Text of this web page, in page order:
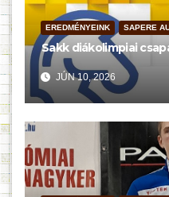
EREDMÉNYEINK SAPERE
Sakk diákolimpiai
JÚN 10, 2026